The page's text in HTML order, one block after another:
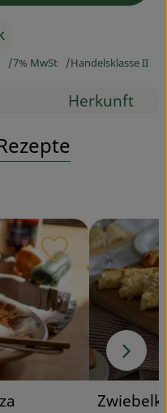
7% MwSt Handelsklasse II
Herkunft
Rezept zu